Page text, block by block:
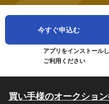
今すぐ申込む
アプリをインストール
ご利用ください
買い手様のオークショ